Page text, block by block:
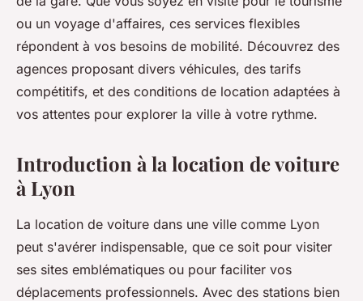
ou un voyage d'affaires, ces services flexibles
répondent à vos besoins de mobilité. Découvrez des
agences proposant divers véhicules, des tarifs
compétitifs, et des conditions de location adaptées à
vos attentes pour explorer la ville à votre rythme.
Introduction à la location de voiture
à Lyon
La location de voiture dans une ville comme Lyon
peut s'avérer indispensable, que ce soit pour visiter
ses sites emblématiques ou pour faciliter vos
déplacements professionnels. Avec des stations bien